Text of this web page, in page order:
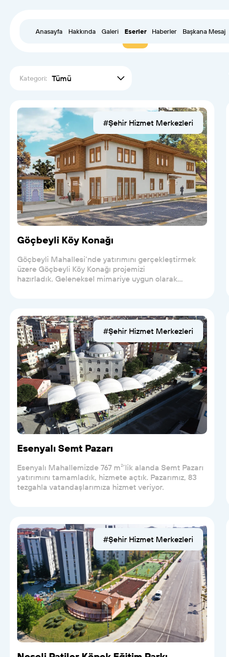
Anasayfa Hakkında Galeri Eserler Haberler Başkana Mesaj
Kategori: Tümü
#Şehir Hizmet Merkezleri
Göçbeyli Köy Konağı
Göçbeyli Mahallesi’nde yatırımını gerçekleştirmek
üzere Göçbeyli Köy Konağı projemizi
hazırladık. Geleneksel mimariye uygun olarak
#Şehir Hizmet Merkezleri
Esenyalı Semt Pazarı
Esenyalı Mahallemizde 767 m²’lik alanda Semt Pazarı
yatırımını tamamladık, hizmete açtık. Pazarımız, 83
tezgahla vatandaşlarımıza hizmet veriyor.
#Şehir Hizmet Merkezleri